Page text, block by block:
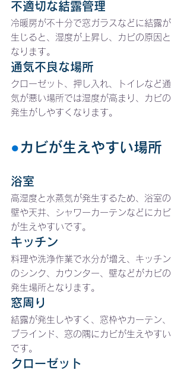
不適切な結露管理
冷暖房が不十分で窓ガラスなどに結露が
生じると、湿度が上昇し、カビの原因と
なります。
通気不良な場所
クローゼット、押し入れ、トイレなど通
気が悪い場所では湿度が高まり、カビの
発生がしやすくなります。
● カビが生えやすい場所
浴室
高湿度と水蒸気が発生するため、浴室の
壁や天井、シャワーカーテンなどにカビ
が生えやすいです。
キッチン
料理や洗浄作業で水分が増え、キッチン
のシンク、カウンター、壁などがカビの
発生場所となります。
窓周り
結露が発生しやすく、窓枠やカーテン、
ブラインド、窓の隅にカビが生えやすい
です。
クローゼット